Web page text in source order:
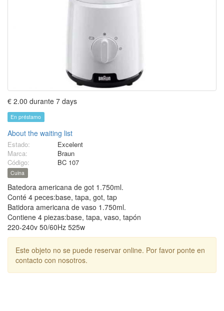
€ 2.00 durante 7 days
En préstamo
About the waiting list
Estado:
Excelent
Marca:
Braun
Código:
BC 107
Cuina
Batedora americana de got 1.750ml.
Conté 4 peces:base, tapa, got, tap
Batidora americana de vaso 1.750ml.
Contiene 4 piezas:base, tapa, vaso, tapón
220-240v 50/60Hz 525w
Este objeto no se puede reservar online. Por favor ponte en
contacto con nosotros.